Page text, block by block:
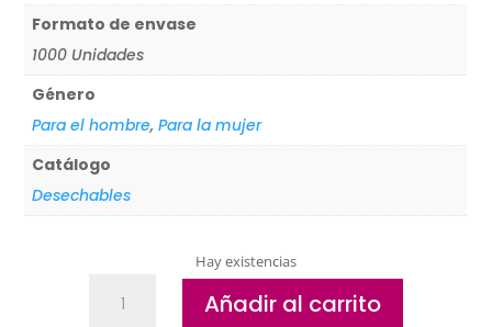
Formato de envase
1000 Unidades
Género
Para el hombre,Para la mujer
Catálogo
Desechables
Hay existencias
Añadir al carrito